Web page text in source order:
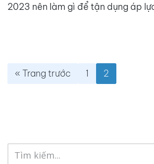
2023 nên làm gì để tận dụng áp
« Trang trước 1 2